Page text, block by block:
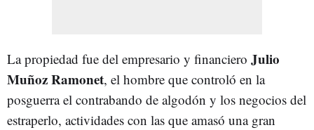
La propiedad fue del empresario y financiero Julio
Muñoz Ramonet, el hombre que controló en la
posguerra el contrabando de algodón y los negocios del
estraperlo, actividades con las que amasó una gran